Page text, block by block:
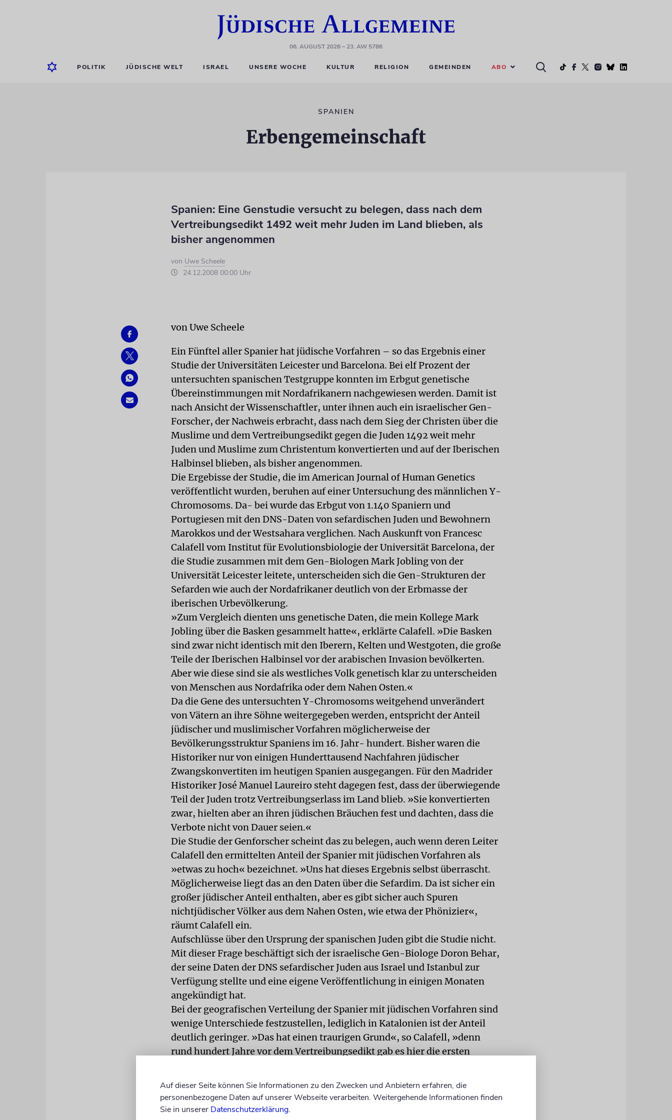
06. AUGUST 2026– 23. AW 5786
POLITIK JÜDISCHE WELT ISRAEL UNSERE WOCHE KULTUR RELIGION GEMEINDEN ABO
SPANIEN
Erbengemeinschaft
Spanien: Eine Genstudie versucht zu belegen, dass nach dem
Vertreibungsedikt 1492 weit mehr Juden im Land blieben, als
bisher angenommen
von Uwe Scheele
24.12.2008 00:00 Uhr
von Uwe Scheele
Ein Fünftel aller Spanier hat jüdische Vorfahren – so das Ergebnis einer
Studie der Universitäten Leicester und Barcelona. Bei elf Prozent der
untersuchten spanischen Testgruppe konnten im Erbgut genetische
Übereinstimmungen mit Nordafrikanern nachgewiesen werden. Damit ist
nach Ansicht der Wissenschaftler, unter ihnen auch ein israelischer Gen-
Forscher, der Nachweis erbracht, dass nach dem Sieg der Christen über die
Muslime und dem Vertreibungsedikt gegen die Juden 1492 weit mehr
Juden und Muslime zum Christentum konvertierten und auf der Iberischen
Halbinsel blieben, als bisher angenommen.
Die Ergebisse der Studie, die im American Journal of Human Genetics
veröffentlicht wurden, beruhen auf einer Untersuchung des männlichen Y-
Chromosoms. Da- bei wurde das Erbgut von 1.140 Spaniern und
Portugiesen mit den DNS-Daten von sefardischen Juden und Bewohnern
Marokkos und der Westsahara verglichen. Nach Auskunft von Francesc
Calafell vom Institut für Evolutionsbiologie der Universität Barcelona, der
die Studie zusammen mit dem Gen-Biologen Mark Jobling von der
Universität Leicester leitete, unterscheiden sich die Gen-Strukturen der
Sefarden wie auch der Nordafrikaner deutlich von der Erbmasse der
iberischen Urbevölkerung.
»Zum Vergleich dienten uns genetische Daten, die mein Kollege Mark
Jobling über die Basken gesammelt hatte«, erklärte Calafell. »Die Basken
sind zwar nicht identisch mit den Iberern, Kelten und Westgoten, die große
Teile der Iberischen Halbinsel vor der arabischen Invasion bevölkerten.
Aber wie diese sind sie als westliches Volk genetisch klar zu unterscheiden
von Menschen aus Nordafrika oder dem Nahen Osten.«
Da die Gene des untersuchten Y-Chromosoms weitgehend unverändert
von Vätern an ihre Söhne weitergegeben werden, entspricht der Anteil
jüdischer und muslimischer Vorfahren möglicherweise der
Bevölkerungsstruktur Spaniens im 16. Jahr- hundert. Bisher waren die
Historiker nur von einigen Hunderttausend Nachfahren jüdischer
Zwangskonvertiten im heutigen Spanien ausgegangen. Für den Madrider
Historiker José Manuel Laureiro steht dagegen fest, dass der überwiegende
Teil der Juden trotz Vertreibungserlass im Land blieb. »Sie konvertierten
zwar, hielten aber an ihren jüdischen Bräuchen fest und dachten, dass die
Verbote nicht von Dauer seien.«
Die Studie der Genforscher scheint das zu belegen, auch wenn deren Leiter
Calafell den ermittelten Anteil der Spanier mit jüdischen Vorfahren als
»etwas zu hoch« bezeichnet. »Uns hat dieses Ergebnis selbst überrascht.
Möglicherweise liegt das an den Daten über die Sefardim. Da ist sicher ein
großer jüdischer Anteil enthalten, aber es gibt sicher auch Spuren
nichtjüdischer Völker aus dem Nahen Osten, wie etwa der Phönizier«,
räumt Calafell ein.
Aufschlüsse über den Ursprung der spanischen Juden gibt die Studie nicht.
Mit dieser Frage beschäftigt sich der israelische Gen-Biologe Doron Behar,
der seine Daten der DNS sefardischer Juden aus Israel und Istanbul zur
Verfügung stellte und eine eigene Veröffentlichung in einigen Monaten
angekündigt hat.
Bei der geografischen Verteilung der Spanier mit jüdischen Vorfahren sind
wenige Unterschiede festzustellen, lediglich in Katalonien ist der Anteil
deutlich geringer. »Das hat einen traurigen Grund«, so Calafell, »denn
rund hundert Jahre vor dem Vertreibungsedikt gab es hier die ersten
Erbgut der Katalanen abzulesen.
Sehr vorsichtig äußerte sich der Zentralverband der Jüdischen Gemeinden
Auf dieser Seite können Sie Informationen zu den Zwecken und Anbietern erfahren, die
personenbezogene Daten auf unserer Webseite verarbeiten. Weitergehende Informationen finden
Sie in unserer Datenschutzerklärung.